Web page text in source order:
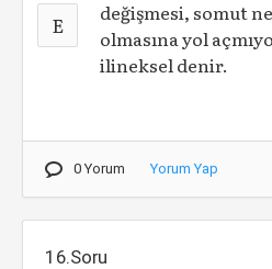
E
değişmesi, somut
olmasına yol
ilineksel denir.
0 Yorum Yorum Yap
16.Soru